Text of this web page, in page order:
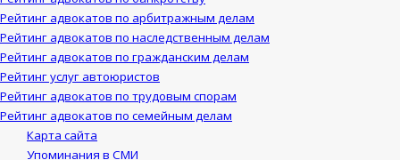
Рейтинг адвокатов по арбитражным делам
Рейтинг адвокатов по наследственным делам
Рейтинг адвокатов по гражданским делам
Рейтинг услуг автоюристов
Рейтинг адвокатов по трудовым спорам
Рейтинг адвокатов по семейным делам
Карта сайта
Упоминания в СМИ